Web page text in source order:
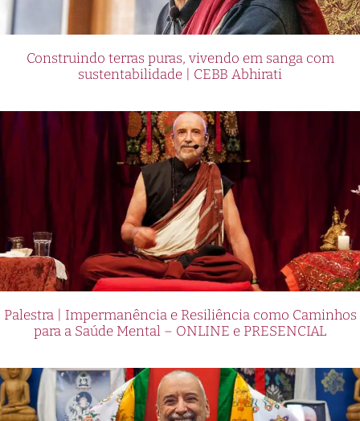
Construindo terras puras, vivendo em sanga com
sustentabilidade | CEBB Abhirati
Palestra | Impermanência e Resiliência como Caminhos
para a Saúde Mental – ONLINE e PRESENCIAL